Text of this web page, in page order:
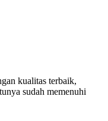
kualitas terbaik,
sudah memenuhi